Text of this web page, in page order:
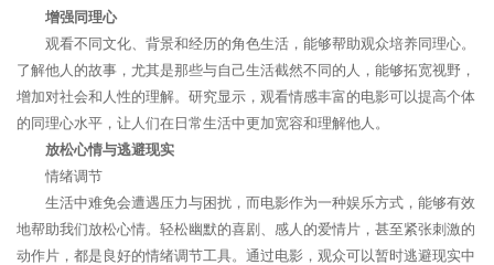
增强同理心
观看不同文化、背景和经历的角色生活，能够帮助观众培养同理心。
了解他人的故事，尤其是那些与自己生活截然不同的人，能够拓宽视野，
增加对社会和人性的理解。研究显示，观看情感丰富的电影可以提高个体
的同理心水平，让人们在日常生活中更加宽容和理解他人。
放松心情与逃避现实
情绪调节
生活中难免会遭遇压力与困扰，而电影作为一种娱乐方式，能够有效
地帮助我们放松心情。轻松幽默的喜剧、感人的爱情片，甚至紧张刺激的
动作片，都是良好的情绪调节工具。通过电影，观众可以暂时逃避现实中